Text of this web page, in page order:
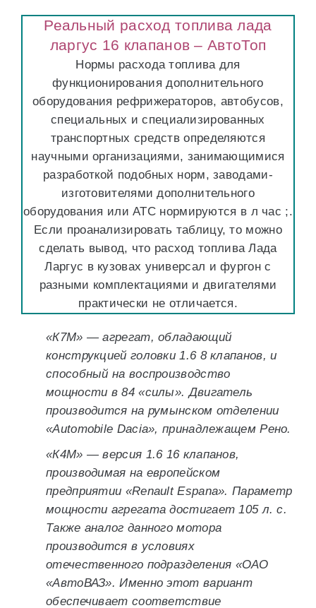
Реальный расход топлива лада
ларгус 16 клапанов – АвтоТоп
Нормы расхода топлива для
функционирования дополнительного
оборудования рефрижераторов, автобусов,
специальных и специализированных
транспортных средств определяются
научными организациями, занимающимися
разработкой подобных норм, заводами-
изготовителями дополнительного
оборудования или АТС нормируются в л час ;.
Если проанализировать таблицу, то можно
сделать вывод, что расход топлива Лада
Ларгус в кузовах универсал и фургон с
разными комплектациями и двигателями
практически не отличается.
«К7М» — агрегат, обладающий
конструкцией головки 1.6 8 клапанов, и
способный на воспроизводство
мощности в 84 «силы». Двигатель
производится на румынском отделении
«Automobile Dacia», принадлежащем Рено.
«К4М» — версия 1.6 16 клапанов,
производимая на европейском
предприятии «Renault Espana». Параметр
мощности агрегата достигает 105 л. с.
Также аналог данного мотора
производится в условиях
отечественного подразделения «ОАО
«АвтоВАЗ». Именно этот вариант
обеспечивает соответствие